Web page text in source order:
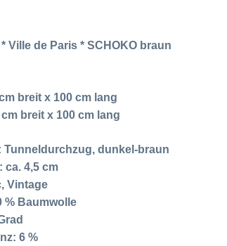
Ville de Paris * SCHOKO braun
breit x 100 cm lang
cm breit x 100 cm lang
Tunneldurchzug, dunkel-braun
ca. 4,5 cm
Vintage
% Baumwolle
6 %